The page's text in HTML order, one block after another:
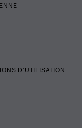
D’UTILISATION